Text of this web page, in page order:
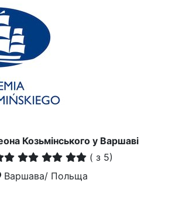
Козьмінського у Варшаві
( з 5)
Варшава/ Польща